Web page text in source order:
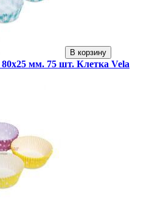
В корзину
мм. 75 шт. Клетка Vela